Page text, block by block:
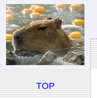
TOP